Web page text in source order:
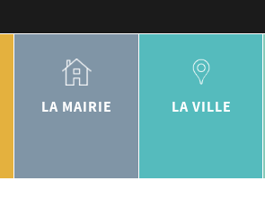
LA MAIRIE LA VILLE